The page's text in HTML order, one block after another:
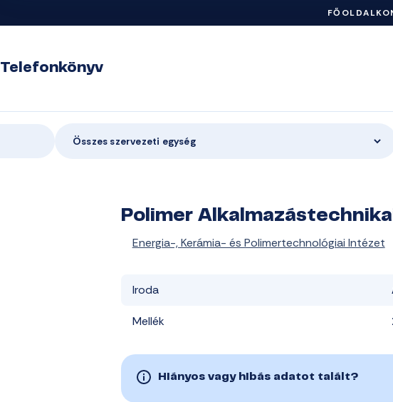
FŐOLDAL
Telefonkönyv
Összes szervezeti egység
Polimer
Energia-, Kerámia- és Polimertechnológiai Intézet
Iroda
Mellék
Hiányos vagy hibás adatot talált?